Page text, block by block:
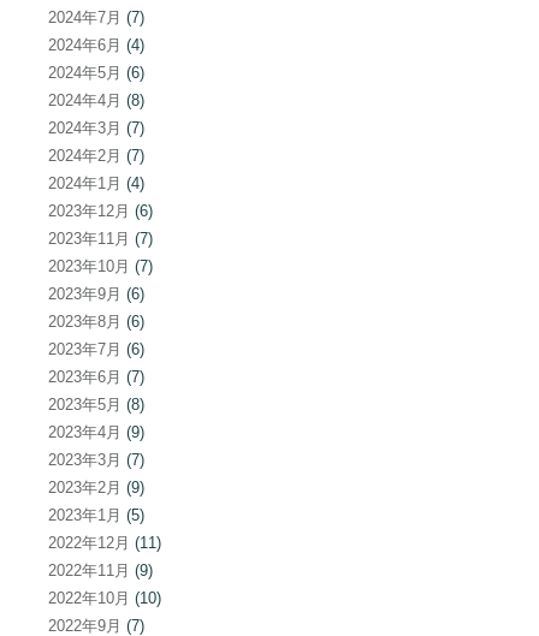
2024年7月 (7)
2024年6月 (4)
2024年5月 (6)
2024年4月 (8)
2024年3月 (7)
2024年2月 (7)
2024年1月 (4)
2023年12月 (6)
2023年11月 (7)
2023年10月 (7)
2023年9月 (6)
2023年8月 (6)
2023年7月 (6)
2023年6月 (7)
2023年5月 (8)
2023年4月 (9)
2023年3月 (7)
2023年2月 (9)
2023年1月 (5)
2022年12月 (11)
2022年11月 (9)
2022年10月 (10)
2022年9月 (7)